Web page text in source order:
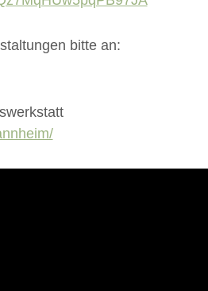
bitte an: